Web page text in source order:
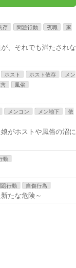
存 問題行動 夜職
家
、それでも満たされな
ホスト ホスト依存
メン
風俗
メンコン メン地下
依
がホストや風俗の沼に
動
題行動 自傷行為
たな危険～